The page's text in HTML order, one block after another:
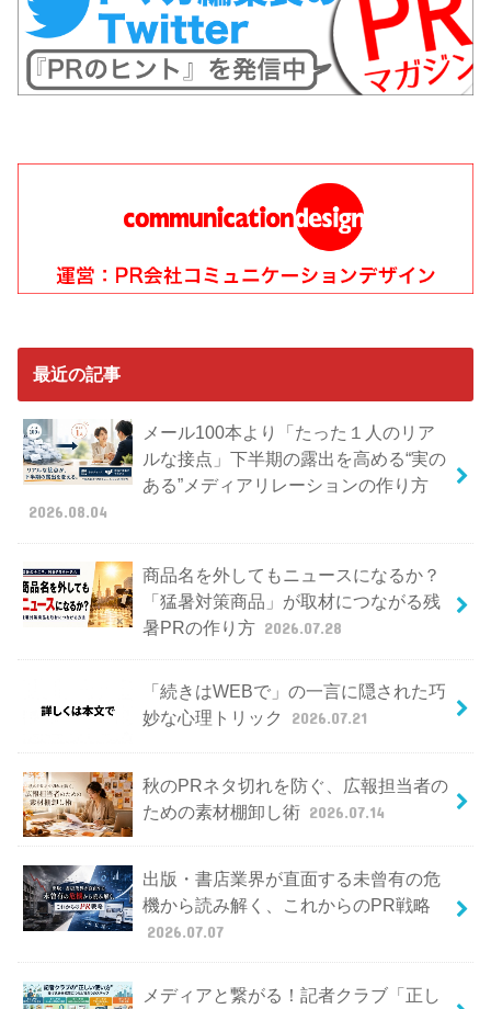
最近の記事
メール100本より「たった１人のリア
ルな接点」下半期の露出を高める“実の
ある”メディアリレーションの作り方
2026.08.04
商品名を外してもニュースになるか？
「猛暑対策商品」が取材につながる残
暑PRの作り方 2026.07.28
「続きはWEBで」の一言に隠された巧
妙な心理トリック
2026.07.21
秋のPRネタ切れを防ぐ、広報担当者の
ための素材棚卸し術 2026.07.14
出版・書店業界が直面する未曾有の危
機から読み解く、これからのPR戦略
2026.07.07
メディアと繋がる！記者クラブ「正し